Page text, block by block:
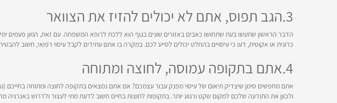
3.הגב תפוס, אתם לא יכולים להזיז את הצוואר
הדבר הראשון שתעשו בעת שתחושו כאבים באזורים שונים בגוף הוא ללכת לרופא המשפחה. עם זאת, המון פעמים
כרונית או אקוטית, דעו כי עיסויים בהחלט יכולים לסייע לכם. במקרה בו אתם עתידים לקבל עיסוי רפואי, חשוב
4.אתם בתקופה עמוסה, לחוצה ומתוחה
אתם מחפשים סימן שיצדיק תיאום של עיסוי מפנק עבור עצמכם? אם אתם נמצאים בתקופה לחוצה ומתוחה
ולכוון את התודעה שלכם למקום שקט ורגוע יותר. בתקופות לחוצות בחיים חשוב לדעת מתי לעצור ולדרוש באנרגיה